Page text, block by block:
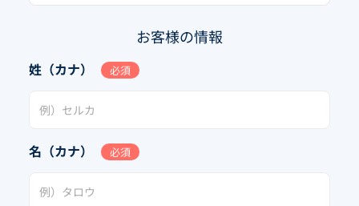
お客様の情報
姓（カナ） 必須
名（カナ） 必須